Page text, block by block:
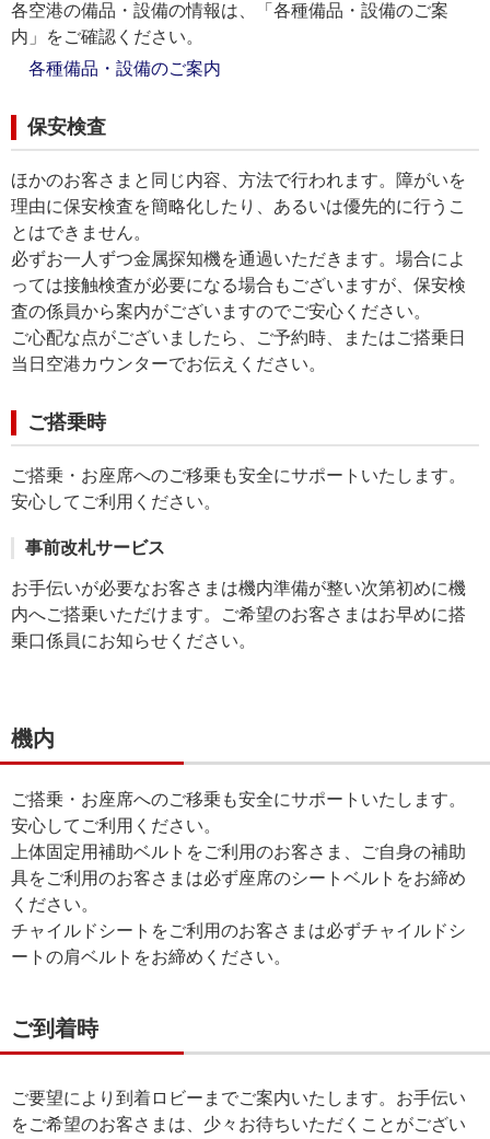
各空港の備品・設備の情報は、「各種備品・設備のご案
内」をご確認ください。
各種備品・設備のご案内
保安検査
ほかのお客さまと同じ内容、方法で行われます。障がいを
理由に保安検査を簡略化したり、あるいは優先的に行うこ
とはできません。
必ずお一人ずつ金属探知機を通過いただきます。場合によ
っては接触検査が必要になる場合もございますが、保安検
査の係員から案内がございますのでご安心ください。
ご心配な点がございましたら、ご予約時、またはご搭乗日
当日空港カウンターでお伝えください。
ご搭乗時
ご搭乗・お座席へのご移乗も安全にサポートいたします。
安心してご利用ください。
事前改札サービス
お手伝いが必要なお客さまは機内準備が整い次第初めに機
内へご搭乗いただけます。ご希望のお客さまはお早めに搭
乗口係員にお知らせください。
機内
ご搭乗・お座席へのご移乗も安全にサポートいたします。
安心してご利用ください。
上体固定用補助ベルトをご利用のお客さま、ご自身の補助
具をご利用のお客さまは必ず座席のシートベルトをお締め
ください。
チャイルドシートをご利用のお客さまは必ずチャイルドシ
ートの肩ベルトをお締めください。
ご到着時
ご要望により到着ロビーまでご案内いたします。お手伝い
をご希望のお客さまは、少々お待ちいただくことがござい